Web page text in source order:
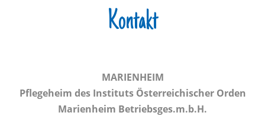
Kontakt
MARIENHEIM
Pflegeheim des Instituts Österreichischer Orden
Marienheim Betriebsges.m.b.H.